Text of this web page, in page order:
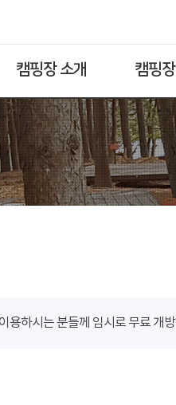
캠핑장 소개 캠핑
용하시는 분들께 임시로 무료 개